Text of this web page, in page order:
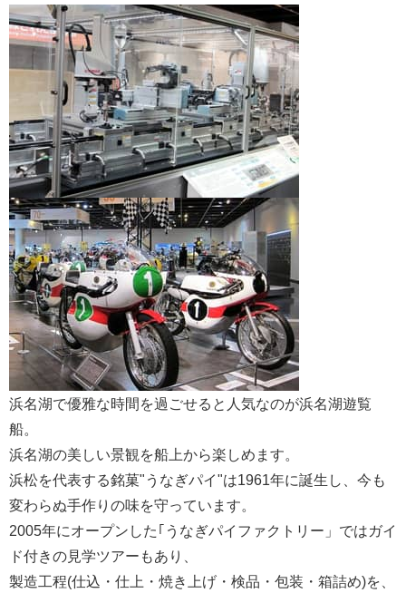
浜名湖で優雅な時間を過ごせると人気なのが浜名湖遊覧
船。
浜名湖の美しい景観を船上から楽しめます。
浜松を代表する銘菓"うなぎパイ"は1961年に誕生し、今も
変わらぬ手作りの味を守っています。
2005年にオープンした｢うなぎパイファクトリー」ではガイ
ド付きの見学ツアーもあり、
製造工程(仕込・仕上・焼き上げ・検品・包装・箱詰め)を、